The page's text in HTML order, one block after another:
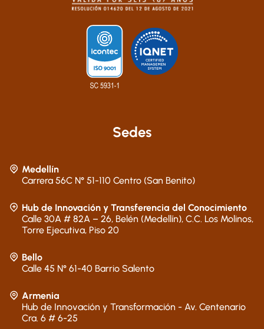
Sedes
Medellín
Carrera 56C N° 51-110 Centro (San Benito)
Hub de Innovación y Transferencia del Conocimiento
Calle 30A # 82A – 26, Belén (Medellín), C.C. Los Molinos,
Torre Ejecutiva, Piso 20
Bello
Calle 45 N° 61-40 Barrio Salento
Armenia
Hub de Innovación y Transformación - Av. Centenario
Cra. 6 # 6-25